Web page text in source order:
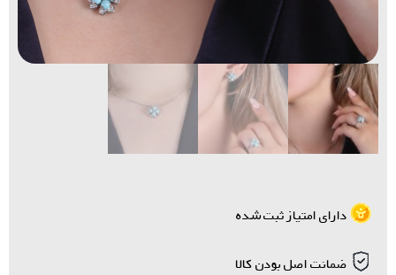
دارای امتیاز ثبت شده
ضمانت اصل بودن کالا